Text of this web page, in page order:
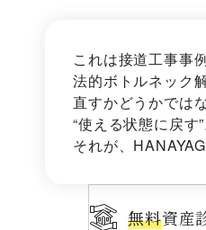
これは接道工事事
法的ボトルネック
直すかどうかではな
“使える状態に戻す”
それが、
無料資産